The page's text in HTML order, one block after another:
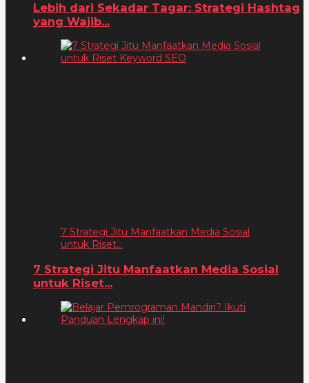
Lebih dari Sekadar Tagar: Strategi Hashtag
yang Wajib...
7 Strategi Jitu Manfaatkan Media Sosial
untuk Riset...
7 Strategi Jitu Manfaatkan Media Sosial
untuk Riset...